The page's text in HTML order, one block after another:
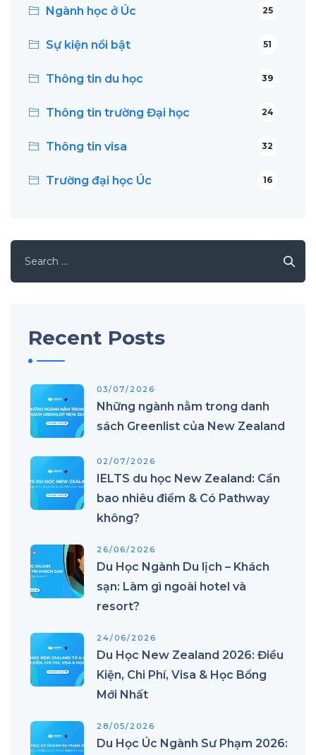
Ngành học ở Úc 25
Sự kiện nổi bật 51
Thông tin du học 39
Thông tin trường Đại học 24
Thông tin visa 32
Trường đại học Úc 16
for:
Recent Posts
03/07/2026
Những ngành nằm trong danh
sách Greenlist của New Zealand
02/07/2026
IELTS du học New Zealand: Cần
bao nhiêu điểm & Có Pathway
không?
26/06/2026
Du Học Ngành Du lịch – Khách
sạn: Làm gì ngoài hotel và
resort?
24/06/2026
Du Học New Zealand 2026: Điều
Kiện, Chi Phí, Visa & Học Bổng
Mới Nhất
28/05/2026
Du Học Úc Ngành Sư Phạm 2026: